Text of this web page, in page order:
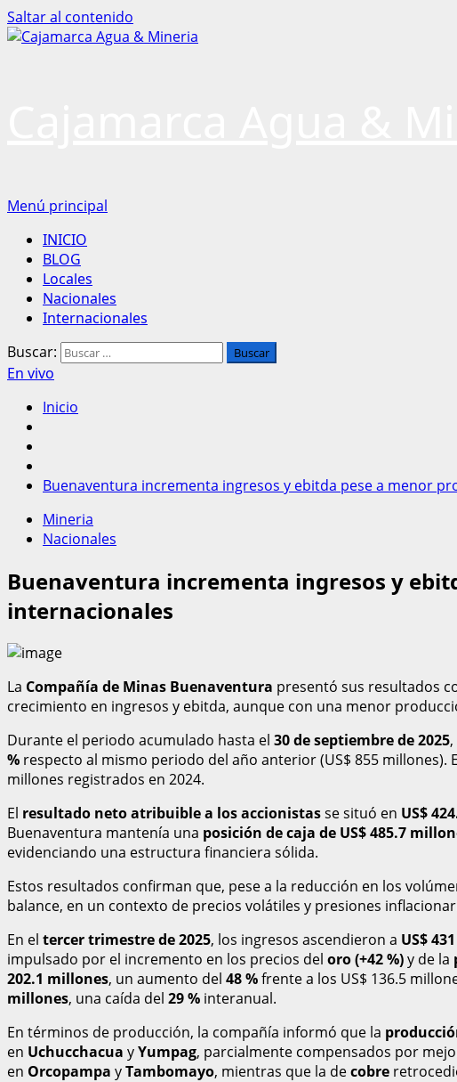
Saltar al contenido
Menú principal
INICIO
BLOG
Locales
Nacionales
Internacionales
Buscar:
En vivo
Inicio
Buenaventura incrementa ingresos y ebitda pese a menor
Mineria
Nacionales
Buenaventura incrementa ingresos y
internacionales
La Compañía de Minas Buenaventura presentó sus resultados
crecimiento en ingresos y ebitda, aunque con una menor
Durante el periodo acumulado hasta el 30 de septiembre de 2025
% respecto al mismo periodo del año anterior (US$ 855 millones).
millones registrados en 2024.
El resultado neto atribuible a los accionistasse situó en US$
Buenaventura mantenía una posición de caja de US$ 485.7
evidenciando una estructura financiera sólida.
Estos resultados confirman que, pese a la reducción en los
balance, en un contexto de precios volátiles y presiones
En el tercer trimestre de 2025, los ingresos ascendieron a US$
impulsado por el incremento en los precios del oro (+42 %)y de la
202.1 millones, un aumento del 48 %frente a los US$ 136.5
millones, una caída del 29 % interanual.
En términos de producción, la compañía informó que la
en Uchucchacua yYumpag, parcialmente compensados por
en Orcopampa yTambomayo, mientras que la decobre